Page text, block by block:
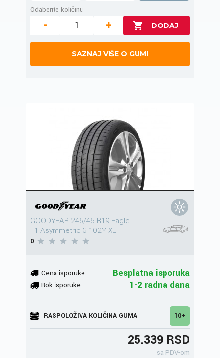
Odaberite količinu
- +
SAZNAJ VIŠE O GUMI
GOODYEAR 245/45 R19 Eagle
F1 Asymmetric 6 102Y XL
0
Cena isporuke: Besplatna isporuka
Rok isporuke: 1-2 radna dana
RASPOLOŽIVA KOLIČINA GUMA 10+
25.339 RSD
sa PDV-om